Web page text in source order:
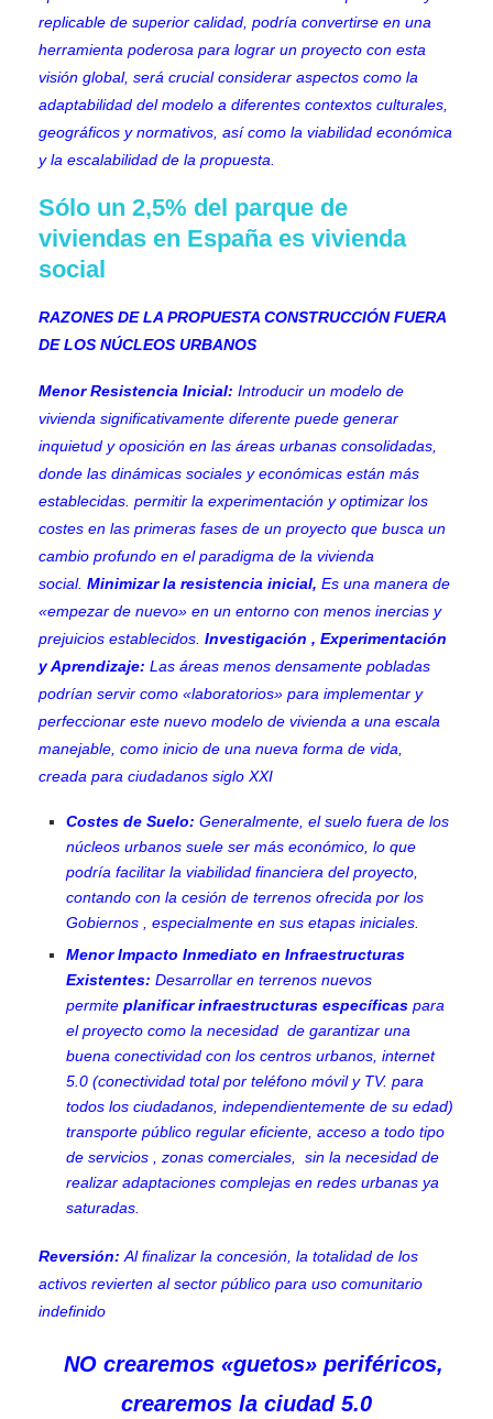
replicable de superior calidad, podría convertirse en una
herramienta poderosa para lograr un proyecto con esta
visión global, será crucial considerar aspectos como la
adaptabilidad del modelo a diferentes contextos culturales,
geográficos y normativos, así como la viabilidad económica
y la escalabilidad de la propuesta.
Sólo un 2,5% del parque de
viviendas en España es vivienda
social
RAZONES DE LA PROPUESTA CONSTRUCCIÓN FUERA
DE LOS NÚCLEOS URBANOS
Menor Resistencia Inicial: Introducir un modelo de
vivienda significativamente diferente puede generar
inquietud y oposición en las áreas urbanas consolidadas,
donde las dinámicas sociales y económicas están más
establecidas. permitir la experimentación y optimizar los
costes en las primeras fases de un proyecto que busca un
cambio profundo en el paradigma de la vivienda
social. Minimizar la resistencia inicial, Es una manera de
«empezar de nuevo» en un entorno con menos inercias y
prejuicios establecidos. Investigación , Experimentación
y Aprendizaje: Las áreas menos densamente pobladas
podrían servir como «laboratorios» para implementar y
perfeccionar este nuevo modelo de vivienda a una escala
manejable, como inicio de una nueva forma de vida,
creada para ciudadanos siglo XXI
Costes de Suelo: Generalmente, el suelo fuera de los
núcleos urbanos suele ser más económico, lo que
podría facilitar la viabilidad financiera del proyecto,
contando con la cesión de terrenos ofrecida por los
Gobiernos , especialmente en sus etapas iniciales.
Menor Impacto Inmediato en Infraestructuras
Existentes: Desarrollar en terrenos nuevos
permite planificar infraestructuras específicas para
el proyecto como la necesidad de garantizar una
buena conectividad con los centros urbanos, internet
5.0 (conectividad total por teléfono móvil y TV. para
todos los ciudadanos, independientemente de su edad)
transporte público regular eficiente, acceso a todo tipo
de servicios , zonas comerciales, sin la necesidad de
realizar adaptaciones complejas en redes urbanas ya
saturadas.
Reversión: Al finalizar la concesión, la totalidad de los
activos revierten al sector público para uso comunitario
indefinido
NO crearemos «guetos» periféricos,
crearemos la ciudad 5.0